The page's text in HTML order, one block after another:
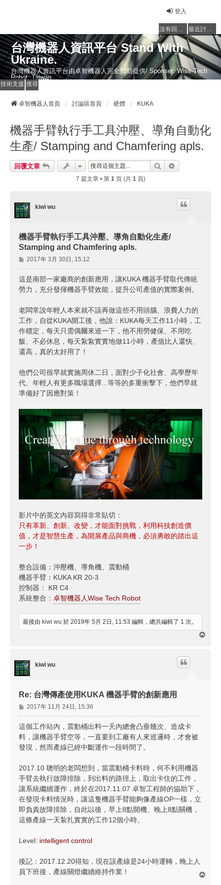
登入
沒有回覆的主題 最近討論的主題
台灣機器人資訊平台 Stand With
Ukraine.
台灣機器人資訊平台由卓智機器人完全贊助提供/ Sponser: Wise-Tech
Robot, Taiwan
技術支援 搜尋
卓智機器人首頁 討論區首頁 硬體 KUKA
機器手臂執行手工具沖壓、導角自動化
生產/ Stamping and Chamfering apls.
回覆文章 搜尋
7 篇文章 • 第 1頁 (共 1頁)
kiwi wu
機器手臂執行手工具沖壓、導角自動化生產/
Stamping and Chamfering apls.
文
章
2017年 3月 30日, 15:12
這是南部一家廠商的創新應用，讓KUKA 機器手臂取代傳統
勞力，充分發揮機器手臂效能，提升公司產值的實際案例。
老闆常說年輕人本來就不該再做這些不用頭腦、浪費人力的
工作，自從KUKA開工後，他說：KUKA每天工作11小時，工
作穩定，每天只需偶爾來巡一下，他不用勞健保、不用吃
飯、不必休息，每天紮紮實實地做11小時，產值比人還快、
還高，真的太好用了！
他們公司很早就實施周休二日，面對少子化社會、高學歷年
代、年輕人有更多職場選擇...等等的多重衝擊下，他們早就
準備好了因應對策！
影片中的英文內容寫得非常貼切：
只有革新、創新、改變，才能面對挑戰，利用科技創造價
值，才是智慧生產，為開展產品與商機，必須勇敢的踏出這
一步！
整合設備：沖壓機、導角機、震動桶
機器手臂：KUKA KR 20-3
控制器： KR C4
系統整合： 卓智機器人Wise Tech Robot
最後由 kiwi wu 於 2019年 5月 2日, 11:53 編輯，總共編輯了 1 次。
kiwi wu
Re: 台灣傳產使用KUKA 機器手臂的創新應用
文
章
2017年 11月 24日, 15:36
這個工作站內，震動桶出料一天內總會凸垂幾次、造成卡
料，讓機器手臂空等，一直要到工廠有人來巡邏時，才會被
發現，然而產線已經中斷運作一段時間了。
2017.10 聰明的老闆想到，當震動桶卡料時，何不利用機器
手臂去執行故障排除，到出料的路徑上，取出卡住的工件，
讓系統繼續運作，終於在2017.11.07 卓智工程師的協助下，
在發現卡料情況時，讓這隻機器手臂能夠像產線OP一樣，立
即負責故障排除，自此以後，早上8點開機、晚上8點關機，
這條產線一天紮扎實實的工作12個小時。
Level: intelligent control
後記：2017.12.20得知，現在該產線是24小時運轉，晚上人
員下班後，產線關燈繼續維持作業！